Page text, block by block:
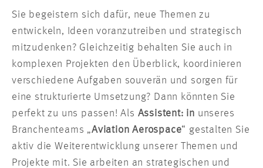
Sie begeistern sich dafür, neue Themen zu
entwickeln, Ideen voranzutreiben und strategisch
mitzudenken? Gleichzeitig behalten Sie auch in
komplexen Projekten den Überblick, koordinieren
verschiedene Aufgaben souverän und sorgen für
eine strukturierte Umsetzung? Dann könnten Sie
perfekt zu uns passen! Als Assistent: in unseres
Branchenteams „Aviation Aerospace“ gestalten Sie
aktiv die Weiterentwicklung unserer Themen und
Projekte mit. Sie arbeiten an strategischen und